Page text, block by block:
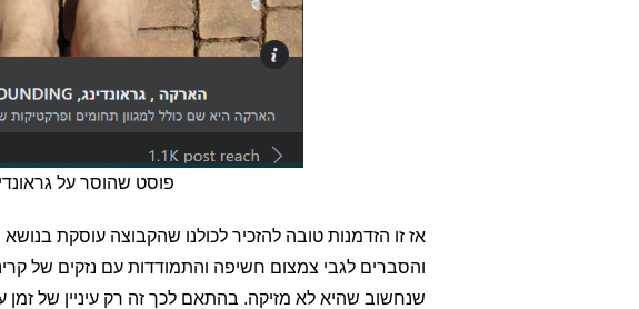
פוסט שהוסר על
אז זו הזדמנות טובה להזכיר לכולנו שהקבוצה עוסקת
והסברים לגבי צמצום חשיפה והתמודדות עם נזקים של
שנחשוב שהיא לא מזיקה. בהתאם לכך זה רק עיניין של זמן